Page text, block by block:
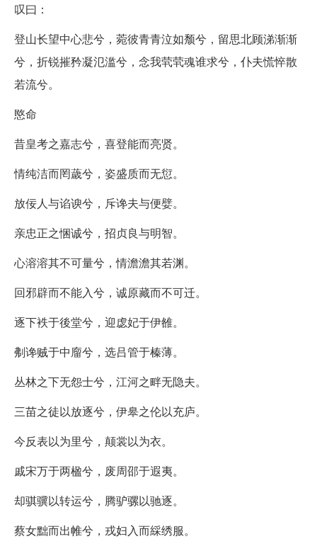
叹曰：
登山长望中心悲兮，菀彼青青泣如颓兮，留思北顾涕渐渐
兮，折锐摧矜凝氾滥兮，念我茕茕魂谁求兮，仆夫慌悴散
若流兮。
愍命
昔皇考之嘉志兮，喜登能而亮贤。
情纯洁而罔薉兮，姿盛质而无愆。
放佞人与谄谀兮，斥谗夫与便嬖。
亲忠正之悃诚兮，招贞良与明智。
心溶溶其不可量兮，情澹澹其若渊。
回邪辟而不能入兮，诚原藏而不可迁。
逐下袟于後堂兮，迎虙妃于伊雒。
刜谗贼于中廇兮，选吕管于榛薄。
丛林之下无怨士兮，江河之畔无隐夫。
三苗之徒以放逐兮，伊皋之伦以充庐。
今反表以为里兮，颠裳以为衣。
戚宋万于两楹兮，废周邵于遐夷。
却骐骥以转运兮，腾驴骡以驰逐。
蔡女黜而出帷兮，戎妇入而綵绣服。